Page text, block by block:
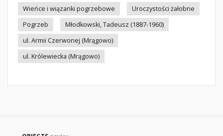
Wieńce i wiązanki pogrzebowe
Uroczystości żałobne
Pogrzeb
Młodkowski, Tadeusz (1887-1960)
ul. Armii Czerwonej (Mrągowo)
ul. Królewiecka (Mrągowo)